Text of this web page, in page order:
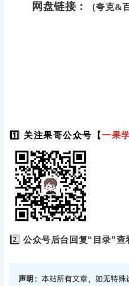
网盘链接： （夸克&
1️⃣ 关注果哥公众号【一果
2️⃣公众号后台回复“目录”查
声明： 本站所有文章，如无特殊